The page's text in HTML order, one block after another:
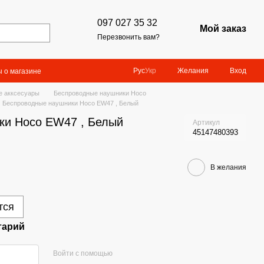
097 027 35 32
Перезвонить вам?
Мой заказ
о магазине РусУкр Желания Вход
акксесуары
Беспроводные наушники Hoco
Беспроводные наушники Hoco EW47 , Белый
Hoco EW47 , Белый Артикул
45147480393
В желания
Войти с помощью